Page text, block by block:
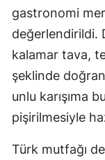
gastronomi
değerlendirildi.
kalamar tava,
şeklinde
unlu karışıma
pişirilmesiyle
Türk mutfağı